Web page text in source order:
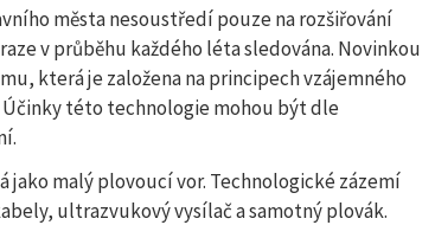
města nesoustředí pouze na rozšiřování
v průběhu každého léta sledována. Novinkou
která je založena na principech vzájemného
této technologie mohou být dle
malý plovoucí vor. Technologické zázemí
ultrazvukový vysílač a samotný plovák.